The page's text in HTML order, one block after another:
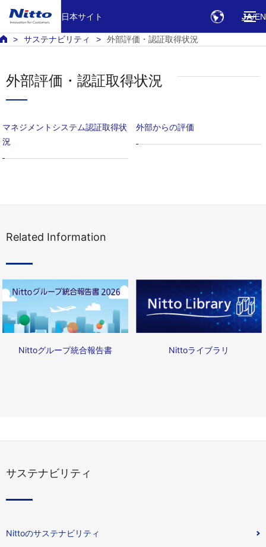
日本サイト JA EN
サステナビリティ 外部評価・認証取得状況
外部評価・認証取得状況
マネジメントシステム認証取得状
況
外部からの評価
Related Information
Nittoグループ統合報告書 Nittoライブラリ
サステナビリティ
Nittoのサステナビリティ